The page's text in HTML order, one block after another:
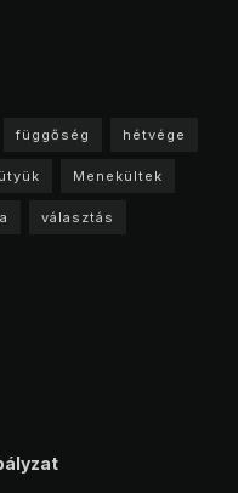
függőség hétvége
Menekültek
választás